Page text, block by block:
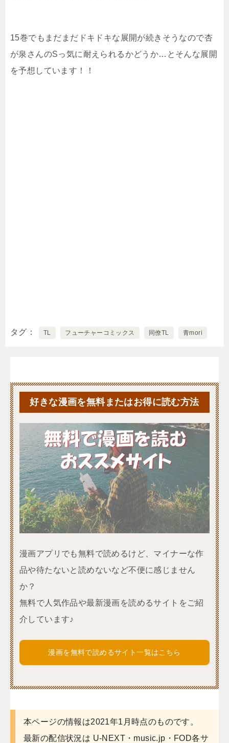
15巻でもまだまだドキドキな展開が続きそうなので杏
が泉さんのSっ気に耐えられるかどうか…とそんな展開
を予想しています！！
タグ TL フューチャーコミックス 同僚TL 青mori
好きな漫画を無料またはお得に読む方法
漫画アプリでも無料で読めるけど、マイナーな作
品や待たないと読めないなど不便に感じません
か？
無料で人気作品や最新漫画を読めるサイトをご紹
介しています♪
漫画を無料で読めるサイト一覧はこちら
本ページの情報は2021年1月時点のものです。
最新の配信状況は U-NEXT・music.jp・FOD各サ